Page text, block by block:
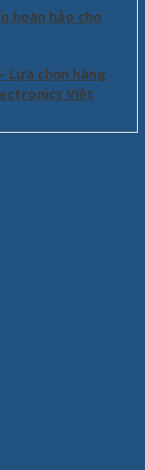
hoàn hảo cho
Lựa chọn hàng
Việt